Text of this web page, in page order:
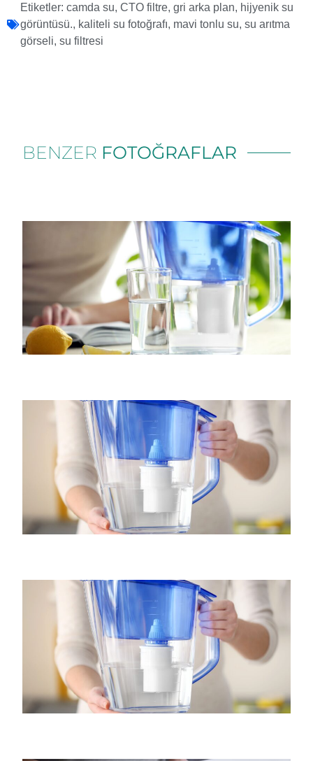
Etiketler: camda su, CTO filtre, gri arka plan, hijyenik su
görüntüsü., kaliteli su fotoğrafı, mavi tonlu su, su arıtma
görseli, su filtresi
BENZER FOTOĞRAFLAR